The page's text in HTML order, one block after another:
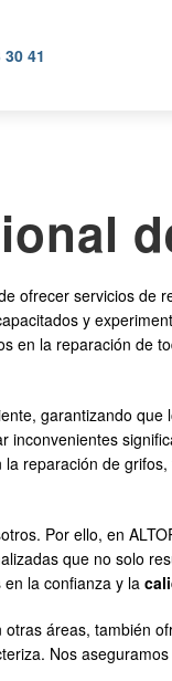
41
ofrecer servicios de
y
en la reparación de
garantizando que
reparación de
Por ello, en
que no solo
la confianza y la
áreas, también
Nos